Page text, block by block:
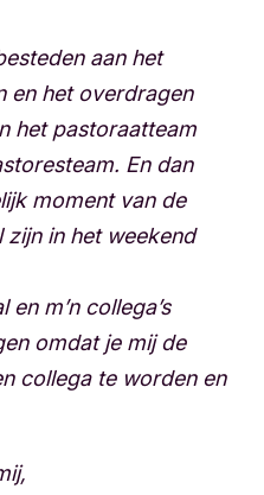
aan het
en het overdragen
het pastoraatteam
En dan
moment van de
in het weekend
m’n collega’s
omdat je mij de
collega te worden en